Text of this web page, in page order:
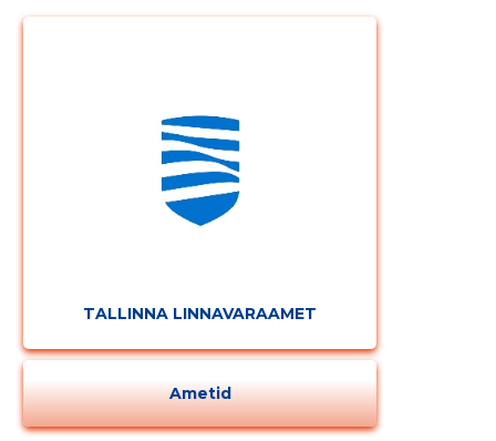
TALLINNA LINNAVARAAMET
Ametid